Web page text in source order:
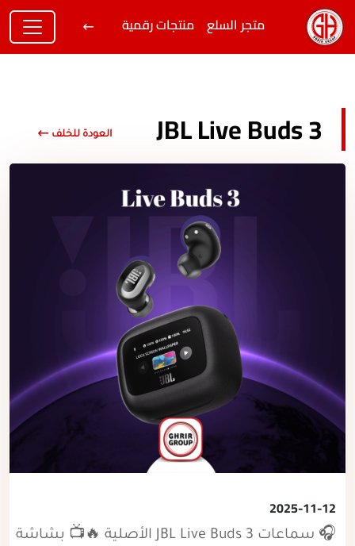
متجر السلع منتجات رقمية
JBL Live Buds 3 العودة للخلف
2025-11-12
🎧 سماعات JBL Live Buds 3 الأصلية 🔥📺 بشاشة